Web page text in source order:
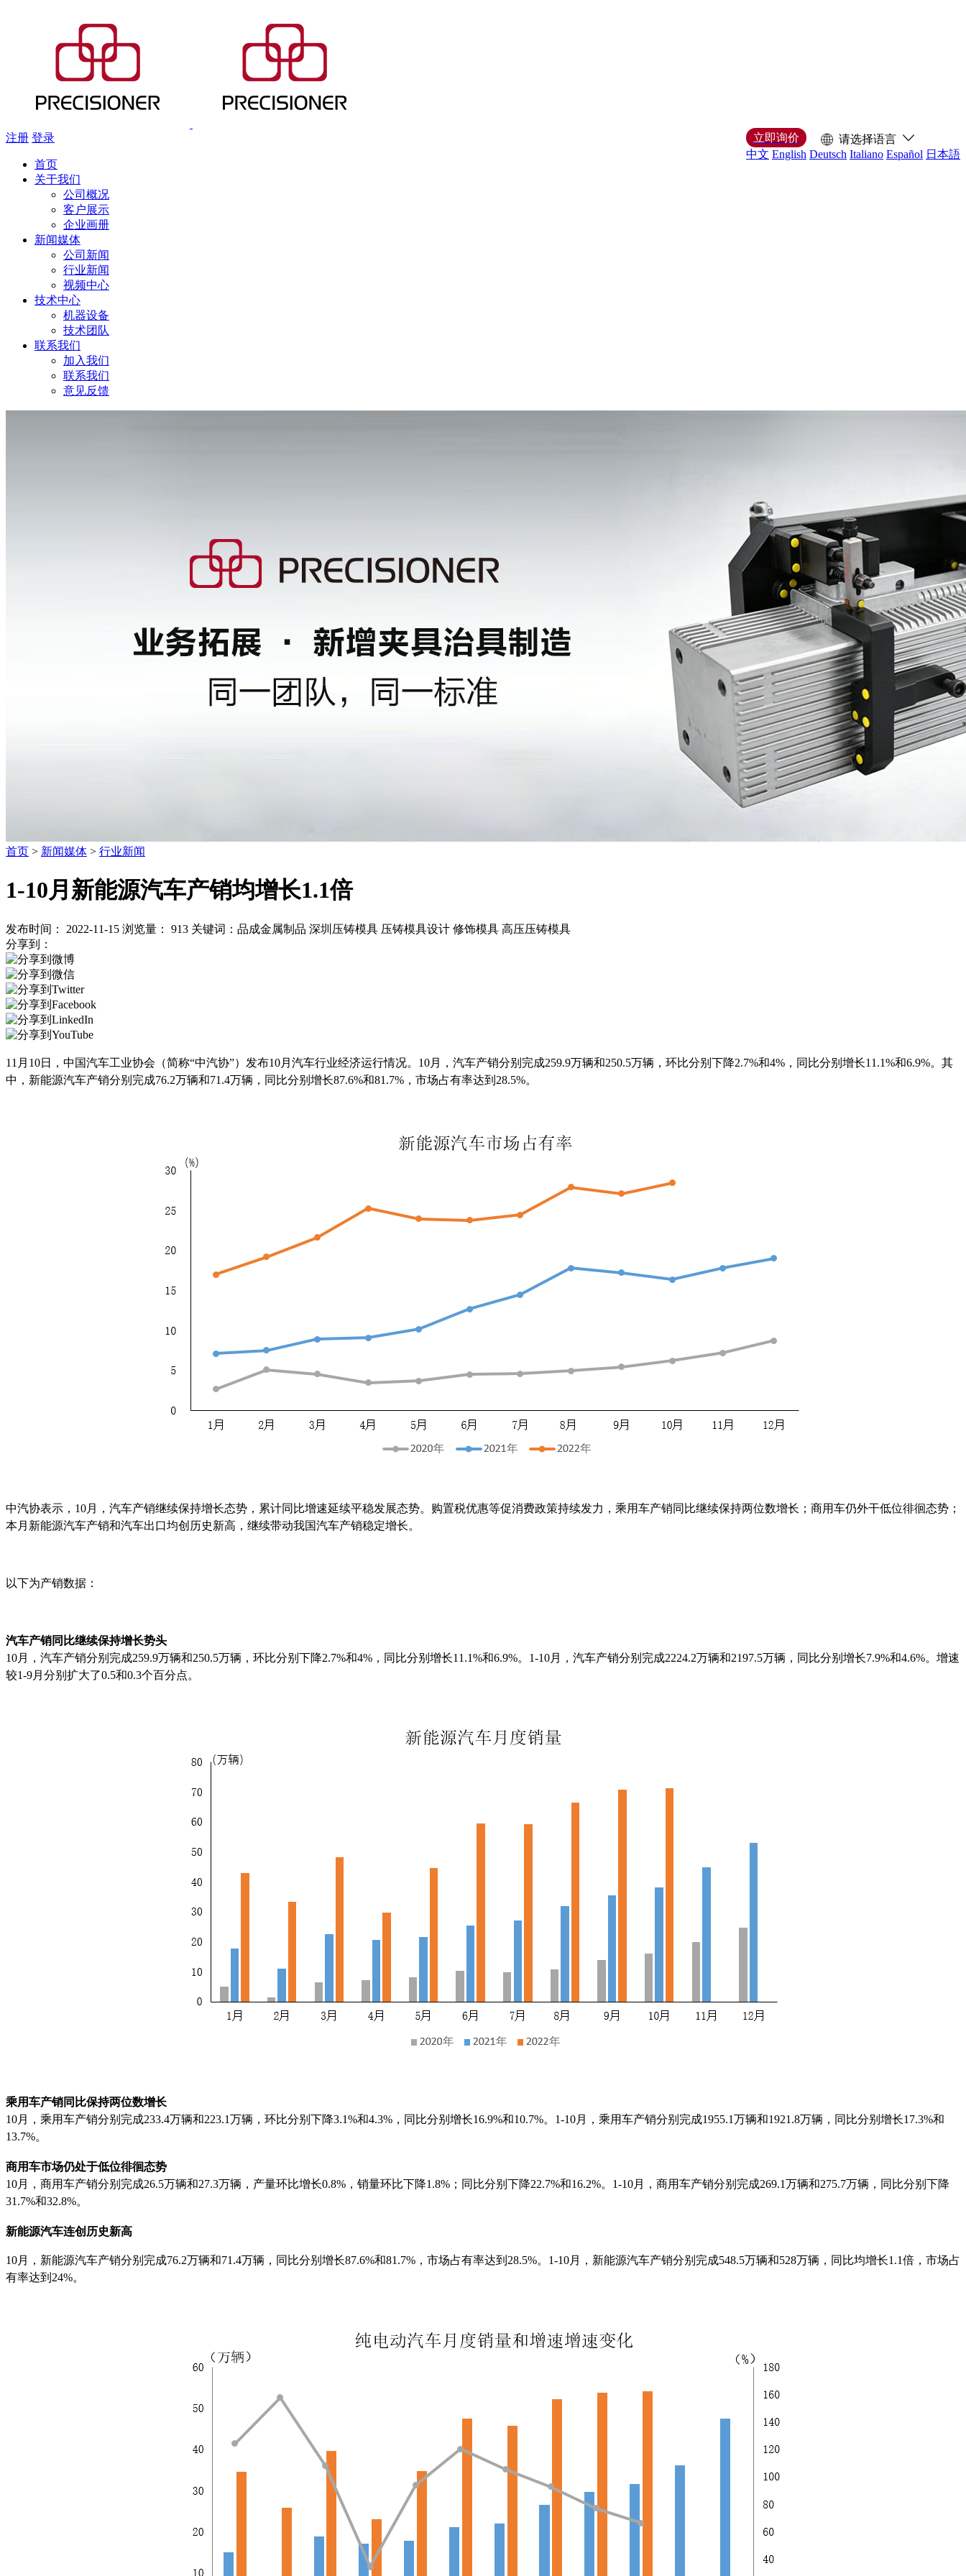
注册 登录 立即询价
请选择语言
中文 English Deutsch Italiano Español 日本語
首页
关于我们
公司概况
客户展示
企业画册
新闻媒体
公司新闻
行业新闻
视频中心
技术中心
机器设备
技术团队
联系我们
加入我们
联系我们
意见反馈
首页 > 新闻媒体 > 行业新闻
1-10月新能源汽车产销均增长1.1倍
发布时间： 2022-11-15 浏览量： 913 关键词： 品成金属制品 深圳压铸模具 压铸模具设计 修饰模具 高压压铸模具
分享到：
11月10日，中国汽车工业协会（简称“中汽协”）发布10月汽车行业经济运行情况。 10月，汽车产销分别完成259.9万辆和250.5万辆，环比分别下降2.7%和4%，同比分别增长11.1%和6.9%。其
中，新能源汽车产销分别完成76.2万辆和71.4万辆，同比分别增长87.6%和81.7%，市场占有率达到28.5%。
中汽协表示，10月，汽车产销继续保持增长态势，累计同比增速延续平稳发展态势。购置税优惠等促消费政策持续发力，乘用车产销同比继续保持两位数增长；商用车仍外干低位徘徊态势；
本月新能源汽车产销和汽车出口均创历史新高，继续带动我国汽车产销稳定增长。
以下为产销数据：
汽车产销同比继续保持增长势头
10月，汽车产销分别完成259.9万辆和250.5万辆，环比分别下降2.7%和4%，同比分别增长11.1%和6.9%。1-10月，汽车产销分别完成2224.2万辆和2197.5万辆，同比分别增长7.9%和4.6%。增速
较1-9月分别扩大了0.5和0.3个百分点。
乘用车产销同比保持两位数增长
10月，乘用车产销分别完成233.4万辆和223.1万辆，环比分别下降3.1%和4.3%，同比分别增长16.9%和10.7%。1-10月，乘用车产销分别完成1955.1万辆和1921.8万辆，同比分别增长17.3%和
13.7%。
商用车市场仍处于低位徘徊态势
10月，商用车产销分别完成26.5万辆和27.3万辆，产量环比增长0.8%，销量环比下降1.8%；同比分别下降22.7%和16.2%。1-10月，商用车产销分别完成269.1万辆和275.7万辆，同比分别下降
31.7%和32.8%。
新能源汽车连创历史新高
10月，新能源汽车产销分别完成76.2万辆和71.4万辆，同比分别增长87.6%和81.7%，市场占有率达到28.5%。1-10月，新能源汽车产销分别完成548.5万辆和528万辆，同比均增长1.1倍，市场占
有率达到24%。